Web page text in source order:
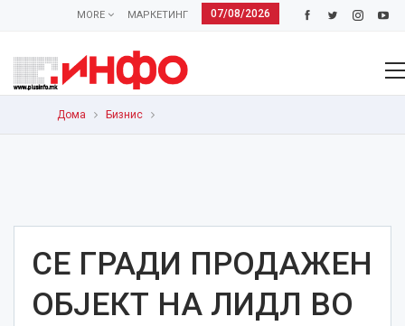
07/08/2026
МАРКЕТИНГ
MORE
Дома Бизнис
СЕ ГРАДИ ПРОДАЖЕН
ОБЈЕКТ НА ЛИДЛ ВО